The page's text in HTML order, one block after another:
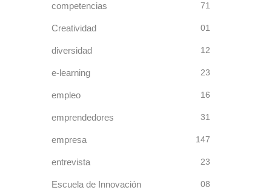
competencias 71
Creatividad 01
diversidad 12
e-learning 23
empleo 16
emprendedores 31
empresa 147
entrevista 23
Escuela de Innovación 08